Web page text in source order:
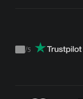
Trustpilot
/5